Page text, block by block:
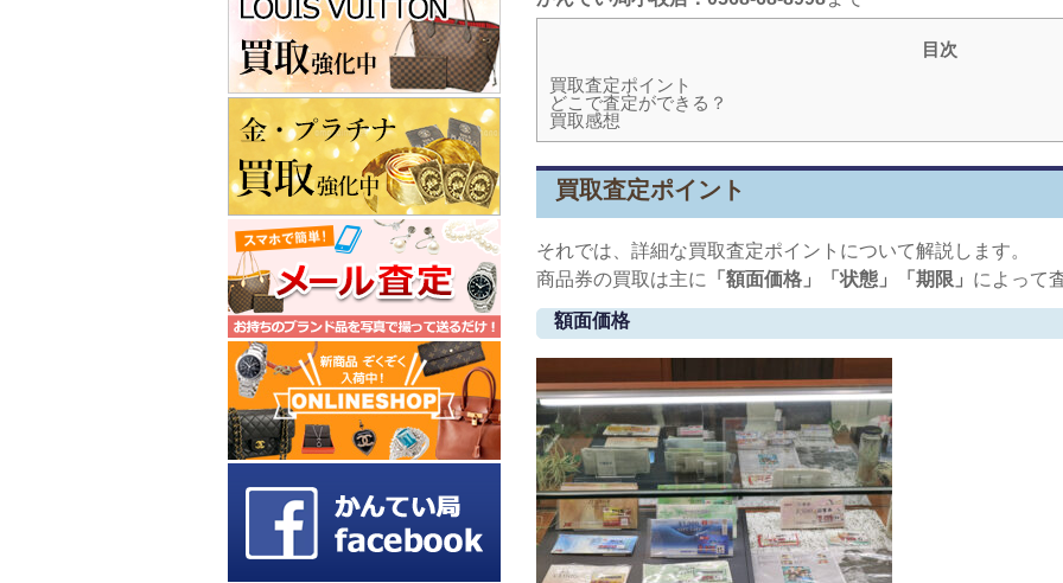
目次
買取査定ポイント
どこで査定ができる？
買取感想
買取査定ポイント
それでは、詳細な買取査定ポイントについて解説します。
商品券の買取は主に 「額面価格」「状態」「期限」 によって
額面価格